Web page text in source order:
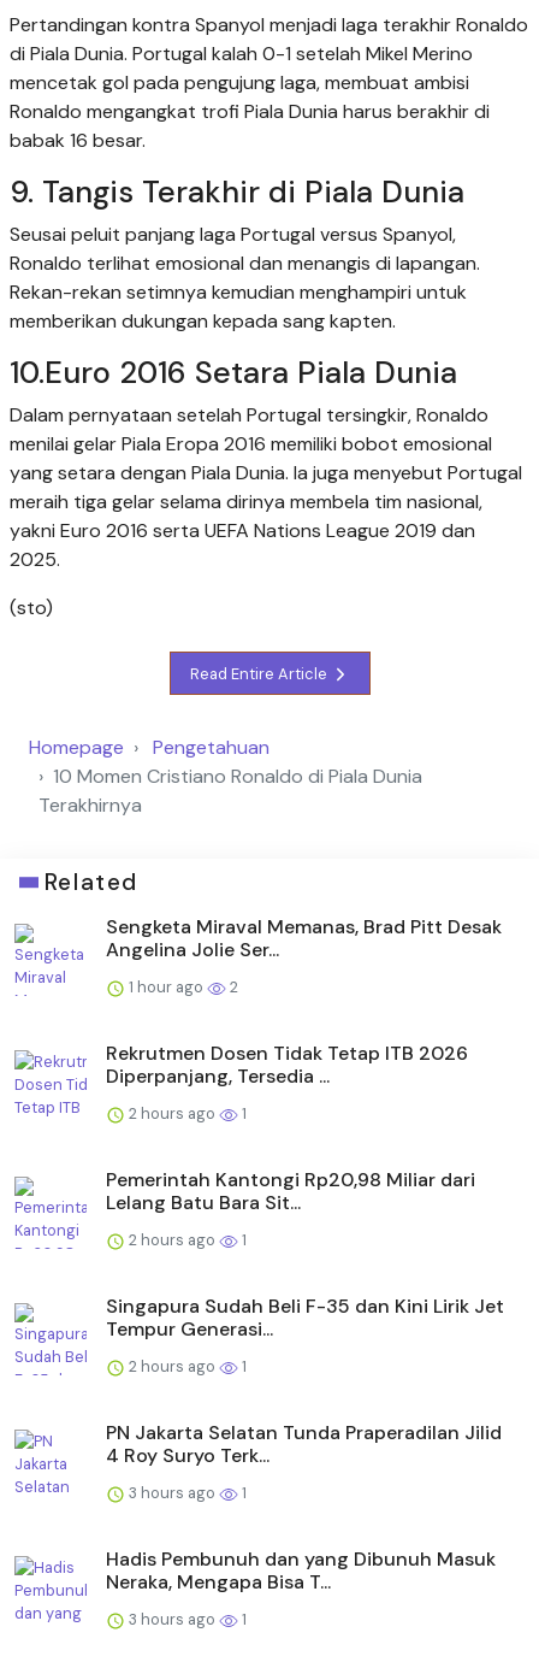
Pertandingan kontra Spanyol menjadi laga terakhir Ronaldo
di Piala Dunia. Portugal kalah 0-1 setelah Mikel Merino
mencetak gol pada pengujung laga, membuat ambisi
Ronaldo mengangkat trofi Piala Dunia harus berakhir di
babak 16 besar.
9. Tangis Terakhir di Piala Dunia
Seusai peluit panjang laga Portugal versus Spanyol,
Ronaldo terlihat emosional dan menangis di lapangan.
Rekan-rekan setimnya kemudian menghampiri untuk
memberikan dukungan kepada sang kapten.
10.Euro 2016 Setara Piala Dunia
Dalam pernyataan setelah Portugal tersingkir, Ronaldo
menilai gelar Piala Eropa 2016 memiliki bobot emosional
yang setara dengan Piala Dunia. Ia juga menyebut Portugal
meraih tiga gelar selama dirinya membela tim nasional,
yakni Euro 2016 serta UEFA Nations League 2019 dan
2025.
(sto)
Read Entire Article
Homepage
Pengetahuan
10 Momen Cristiano Ronaldo di Piala Dunia
Terakhirnya
Related
Sengketa Miraval Memanas, Brad Pitt Desak
Angelina Jolie Ser...
1 hour ago 2
Rekrutmen Dosen Tidak Tetap ITB 2026
Diperpanjang, Tersedia ...
2 hours ago 1
Pemerintah Kantongi Rp20,98 Miliar dari
Lelang Batu Bara Sit...
2 hours ago 1
Singapura Sudah Beli F-35 dan Kini Lirik Jet
Tempur Generasi...
2 hours ago 1
PN Jakarta Selatan Tunda Praperadilan Jilid
4 Roy Suryo Terk...
3 hours ago 1
Hadis Pembunuh dan yang Dibunuh Masuk
Neraka, Mengapa Bisa T...
3 hours ago 1